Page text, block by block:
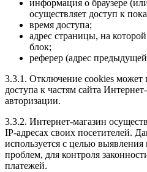
информация о браузере
осуществляет доступ к
время доступа;
адрес страницы, на
блок;
реферер (адрес
3.3.1. Отключение cookies может
доступа к частям сайта
авторизации.
3.3.2. Интернет-магазин
IP-адресах своих посетителей.
используется с целью
проблем, для контроля
платежей.